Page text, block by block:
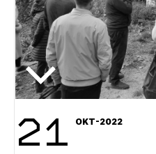
21 OKT-2022